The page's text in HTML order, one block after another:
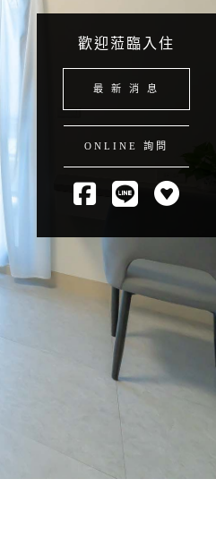
歡迎蒞臨入住
最 新 消 息
ONLINE 詢問